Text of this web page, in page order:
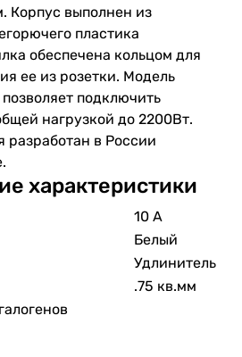
Корпус выполнен из
пластика
обеспечена кольцом для
ее из розетки. Модель
подключить
нагрузкой до 2200Вт.
разработан в России
характеристики
10 А
Белый
Удлинитель
.75 кв.мм